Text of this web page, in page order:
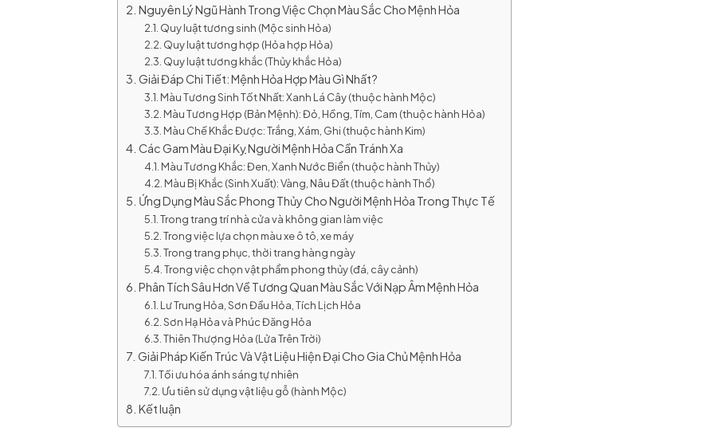
Nguyên Lý Ngũ Hành Trong Việc Chọn Màu Sắc Cho Mệnh Hỏa
Quy luật tương sinh (Mộc sinh Hỏa)
Quy luật tương hợp (Hỏa hợp Hỏa)
Quy luật tương khắc (Thủy khắc Hỏa)
Giải Đáp Chi Tiết: Mệnh Hỏa Hợp Màu Gì Nhất?
Màu Tương Sinh Tốt Nhất: Xanh Lá Cây (thuộc hành Mộc)
Màu Tương Hợp (Bản Mệnh): Đỏ, Hồng, Tím, Cam (thuộc hành Hỏa)
Màu Chế Khắc Được: Trắng, Xám, Ghi (thuộc hành Kim)
Các Gam Màu Đại Kỵ Người Mệnh Hỏa Cần Tránh Xa
Màu Tương Khắc: Đen, Xanh Nước Biển (thuộc hành Thủy)
Màu Bị Khắc (Sinh Xuất): Vàng, Nâu Đất (thuộc hành Thổ)
Ứng Dụng Màu Sắc Phong Thủy Cho Người Mệnh Hỏa Trong Thực Tế
Trong trang trí nhà cửa và không gian làm việc
Trong việc lựa chọn màu xe ô tô, xe máy
Trong trang phục, thời trang hàng ngày
Trong việc chọn vật phẩm phong thủy (đá, cây cảnh)
Phân Tích Sâu Hơn Về Tương Quan Màu Sắc Với Nạp Âm Mệnh Hỏa
Lư Trung Hỏa, Sơn Đầu Hỏa, Tích Lịch Hỏa
Sơn Hạ Hỏa và Phúc Đăng Hỏa
Thiên Thượng Hỏa (Lửa Trên Trời)
Giải Pháp Kiến Trúc Và Vật Liệu Hiện Đại Cho Gia Chủ Mệnh Hỏa
Tối ưu hóa ánh sáng tự nhiên
Ưu tiên sử dụng vật liệu gỗ (hành Mộc)
Kết luận